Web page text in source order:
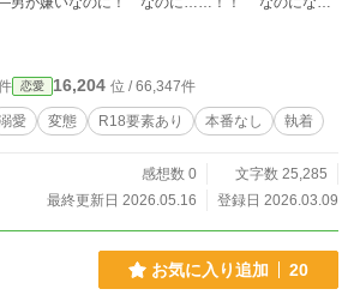
るの？？？ 16歳、同級生の純
なイチャラブが始まる。 【登場人物紹
屋の向かいにあるアパートで一人暮らしをしてい
進学しようと頑張っている。バイト禁止だが、家
報酬をもらう事を許可されている。 •中川 英
故に学校ではぼっちだが、英美学院理事長の親戚に
本家があるらしい。両親は海外出張、姉は大学生で
在学中、クラスメイトから半ば嫌がらせ目的で
ら見に行こう」と地元公立中の体育祭に誘われ
恋愛 16,204 位 / 66,347件
愛 変態 R18要素あり 本番なし 執着
感想数 0
文字数 25,285
最終更新日 2026.05.16
登録日 2026.03.09
お気に入り追加 20